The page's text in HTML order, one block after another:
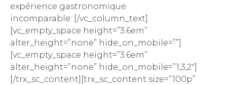
expérience gastronomique
incomparable. [/vc_column_text]
[vc_empty_space height=”3.6em”
alter_height=”none” hide_on_mobile=””]
[vc_empty_space height=”3.6em”
alter_height=”none” hide_on_mobile=”1,3,2″]
[/trx_sc_content][trx_sc_content size=”100p”